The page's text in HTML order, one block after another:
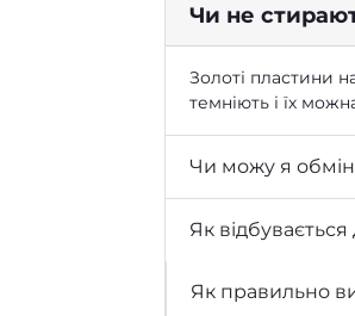
Чи не
Золоті пластини
темніють і їх
Чи можу я
Як відбувається
Як правильно